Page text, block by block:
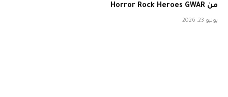
من Horror Rock Heroes GWAR
يوليو 23, 2026